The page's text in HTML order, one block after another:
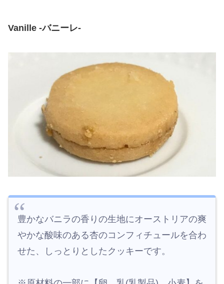
Vanille -バニーレ-
豊かなバニラの香りの生地にオーストリアの爽
やかな酸味のある杏のコンフィチュールを合わ
せた、しっとりとしたクッキーです。